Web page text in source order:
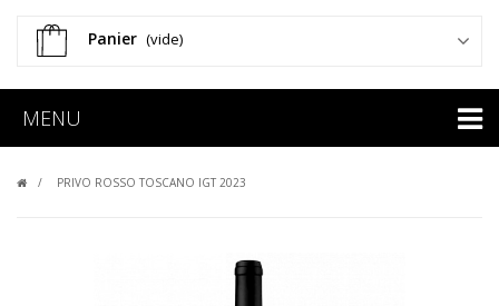
Panier (vide)
MENU
PRIVO ROSSO TOSCANO IGT 2023